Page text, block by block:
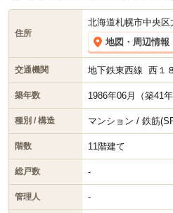
徒歩1分です。
住所
北海道札幌市中央区
地図・周辺情報
交通機関 地下鉄東西線 西１
築年数 1986年06月（築41年
種別 / 構造 マンション / 鉄筋
階数 11階建て
総戸数 -
管理人 -